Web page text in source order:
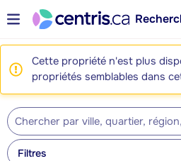
Cette propriété n'est plus
propriétés semblables dans
Filtres